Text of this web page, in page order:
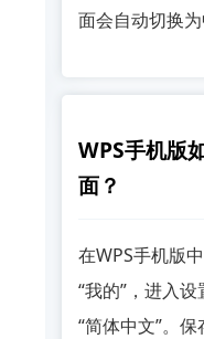
面会自动切换为
WPS手机版
面？
在WPS手机版
“我的”，进入
“简体中文”。